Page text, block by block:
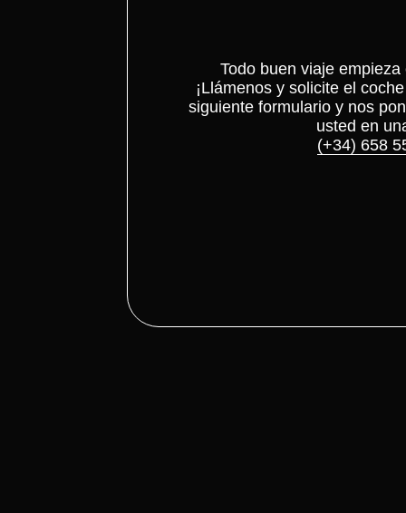
Todo buen viaje
¡Llámenos y solicite el
siguiente formulario y nos
usted en
(+34) 658